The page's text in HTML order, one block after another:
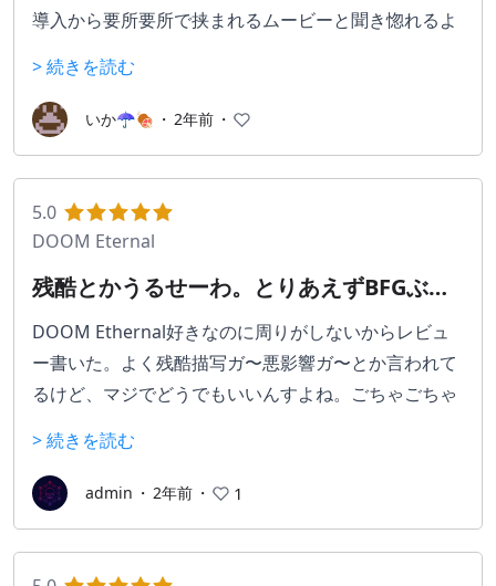
UBIのゲームなのでバグやサーバーエラーなどが多い
が1番奥が深く、突き詰めれば突き詰めるほど強くな
れるので是非遊んでみてください！
目指すのかが肝となっている。
表情、手を繋いだ時の安心した表情など、細かい表現
も◎
仕掛けの動かし方が分からない…
王子をどうやって自分の元まで連れてくればいいのか
分からない…
数多の困難を乗り越え辿り着いたエンディングでは、
きっとプレイしたあなたの目には涙が浮かんでいる事
でしょう。
プレイ時間も短く、その辺が評価が二分するゲームか
ゲームになりました。
相手の事を大切に思うからこその嘘は、きっと悪くな
いし相手も許してくれると思うよ。
導入から要所要所で挟まれるムービーと聞き惚れるよ
ました。
メトロイドヴァニアの醍醐味であるマップ開拓がしや
すくなっているのも素晴らしい。
戦闘面も初期から難易度が選べたり、攻撃時以外の敵
への当たり判定がなくなっていたりと、かなり遊びや
すくなっている印象→やはり難易度は高め。
が、現在の感想は「このゲーム出会えてよかった」で
す。
是非とも自身でプレイして頂きたい所ですが、アクシ
らっしゃるでしょう。
そういった方は"時雨ミト"さんの配信をご覧になって
は如何でしょう。毎日22時頃から配信をされていま
す。
彼女の落ち着いたやさしい声音が世界観にマッチして
> 続きを読む
いか☂🍖 ・ 2年前 ・
5.0
DOOM Eternal
残酷とかうるせーわ。とりあえずBFGぶっ
放すぞ。
DOOM Ethernal好きなのに周りがしないからレビュ
ー書いた。よく残酷描写ガ〜悪影響ガ〜とか言われて
るけど、マジでどうでもいいんすよね。ごちゃごちゃ
■■■すごく丁寧なDOOMのレビュー■■■
総合点数：10/10
音楽：10/10
グラフィック：10/10
> 続きを読む
admin ・ 2年前 ・ 1